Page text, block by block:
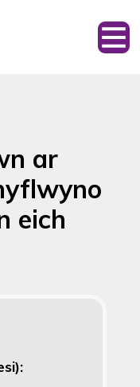
ar
eich